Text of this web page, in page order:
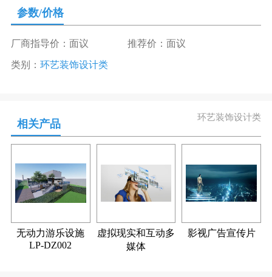
参数/价格
厂商指导价：面议 推荐价：面议
类别： 环艺装饰设计类
相关产品
环艺装饰设计类
无动力游乐设施
LP-DZ002
虚拟现实和互动多
媒体
影视广告宣传片